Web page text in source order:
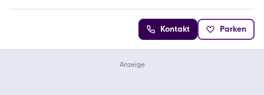
Kontakt Parken